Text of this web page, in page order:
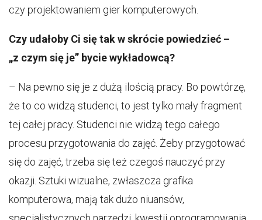
czy projektowaniem gier komputerowych.
Czy udałoby Ci się tak w skrócie powiedzieć –
„z czym się je” bycie wykładowcą?
– Na pewno się je z dużą ilością pracy. Bo powtórzę,
że to co widzą studenci, to jest tylko mały fragment
tej całej pracy. Studenci nie widzą tego całego
procesu przygotowania do zajęć. Żeby przygotować
się do zajęć, trzeba się też czegoś nauczyć przy
okazji. Sztuki wizualne, zwłaszcza grafika
komputerowa, mają tak dużo niuansów,